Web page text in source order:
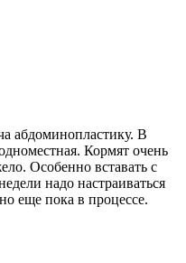
абдоминопластику. В
Кормят очень
Особенно вставать с
надо настраиваться
еще пока в процессе.